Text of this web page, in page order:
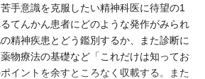
手意識を克服したい精神科医に待望の1
てんかん患者にどのような発作がみられ
精神疾患とどう鑑別するか、また診断に
物療法の基礎など「これだけは知ってお
イントを余すところなく収載する。また